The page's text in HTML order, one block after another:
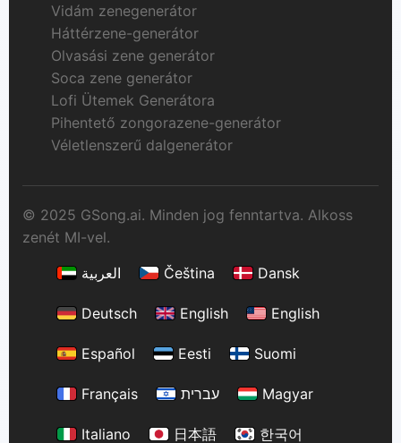
Vidám zenegenerátor
Háttérzene-generátor
Olvasási zene generátor
Soca zene generátor
Lofi Ütemek Generátora
Pihentető zongorazene-generátor
Véletlenszerű dalgenerátor
© 2025 GSong.ai. Minden jog fenntartva. Alkoss
zenét MI-vel.
العربية
Čeština Dansk
Deutsch English English
Español Eesti Suomi
Français עברית Magyar
Italiano 日本語 한국어